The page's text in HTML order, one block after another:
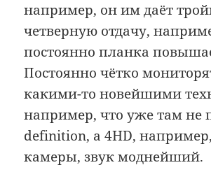
например, он им даёт
четверную отдачу,
постоянно планка
Постоянно чётко
какими-то новейшими
например, что уже там не
definition, а 4HD,
камеры, звук моднейший.